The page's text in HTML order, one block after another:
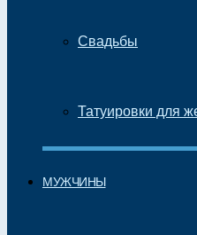
Свадьбы
Татуировки для
МУЖЧИНЫ